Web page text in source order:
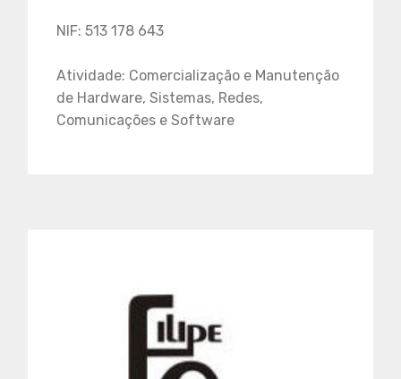
NIF: 513 178 643
Atividade: Comercialização e Manutenção
de Hardware, Sistemas, Redes,
Comunicações e Software